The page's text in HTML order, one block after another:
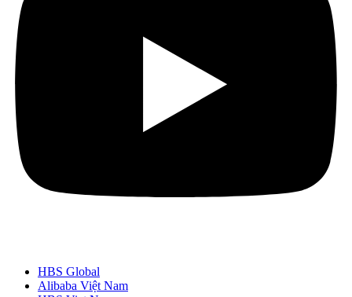
HBS Global
Alibaba Việt Nam